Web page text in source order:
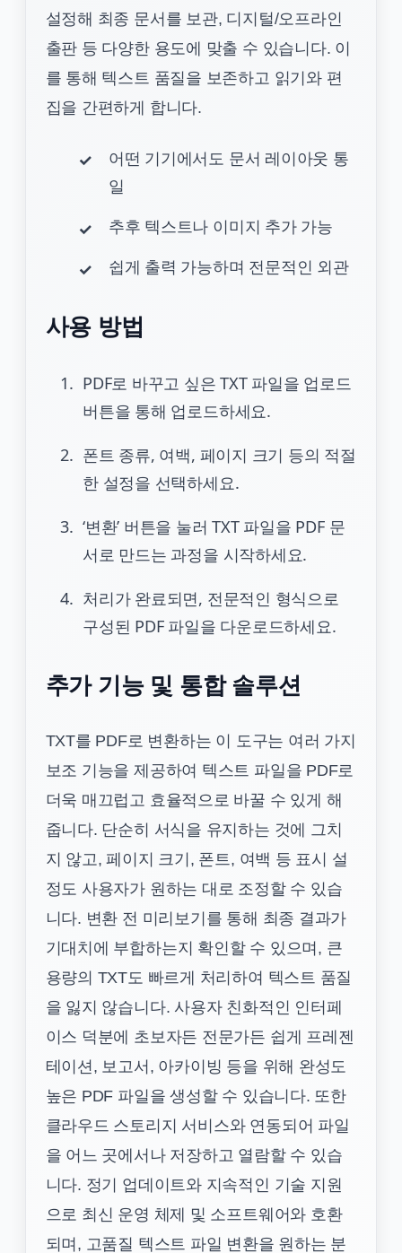
설정해 최종 문서를 보관, 디지털/오프라인
출판 등 다양한 용도에 맞출 수 있습니다. 이
를 통해 텍스트 품질을 보존하고 읽기와 편
집을 간편하게 합니다.
어떤 기기에서도 문서 레이아웃 통
일
추후 텍스트나 이미지 추가 가능
쉽게 출력 가능하며 전문적인 외관
사용 방법
PDF로 바꾸고 싶은 TXT 파일을 업로드
버튼을 통해 업로드하세요.
폰트 종류, 여백, 페이지 크기 등의 적절
한 설정을 선택하세요.
‘변환’ 버튼을 눌러 TXT 파일을 PDF 문
서로 만드는 과정을 시작하세요.
처리가 완료되면, 전문적인 형식으로
구성된 PDF 파일을 다운로드하세요.
추가 기능 및 통합 솔루션
TXT를 PDF로 변환하는 이 도구는 여러 가지
보조 기능을 제공하여 텍스트 파일을 PDF로
더욱 매끄럽고 효율적으로 바꿀 수 있게 해
줍니다. 단순히 서식을 유지하는 것에 그치
지 않고, 페이지 크기, 폰트, 여백 등 표시 설
정도 사용자가 원하는 대로 조정할 수 있습
니다. 변환 전 미리보기를 통해 최종 결과가
기대치에 부합하는지 확인할 수 있으며, 큰
용량의 TXT도 빠르게 처리하여 텍스트 품질
을 잃지 않습니다. 사용자 친화적인 인터페
이스 덕분에 초보자든 전문가든 쉽게 프레젠
테이션, 보고서, 아카이빙 등을 위해 완성도
높은 PDF 파일을 생성할 수 있습니다. 또한
클라우드 스토리지 서비스와 연동되어 파일
을 어느 곳에서나 저장하고 열람할 수 있습
니다. 정기 업데이트와 지속적인 기술 지원
으로 최신 운영 체제 및 소프트웨어와 호환
되며, 고품질 텍스트 파일 변환을 원하는 분